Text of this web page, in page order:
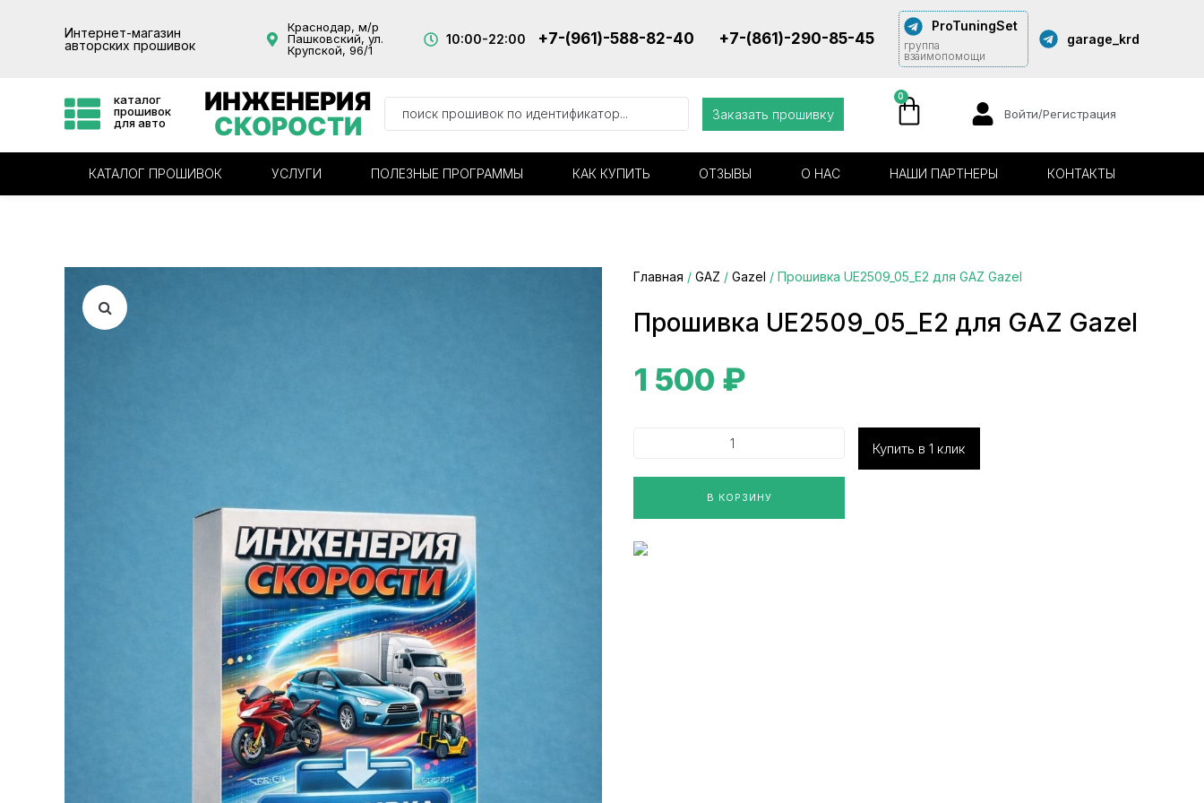
Интернет-магазин
авторских прошивок
Краснодар, м/р
Пашковский, ул.
Крупской, 96/1
10:00-22:00 +7-(961)-588-82-40 +7-(861)-290-85-45
ProTuningSet
группа
взаимопомощи
garage_krd
каталог
прошивок
для авто
ИНЖЕНЕРИЯ
СКОРОСТИ
Заказать прошивку
0
Войти/Регистрация
КАТАЛОГ ПРОШИВОК УСЛУГИ ПОЛЕЗНЫЕ ПРОГРАММЫ КАК КУПИТЬ ОТЗЫВЫ О НАС НАШИ ПАРТНЕРЫ КОНТАКТЫ
Главная / GAZ / Gazel / Прошивка UE2509_05_E2 для GAZ Gazel
Прошивка UE2509_05_E2 для GAZ Gazel
1 500 ₽
В КОРЗИНУ
Купить в 1 клик